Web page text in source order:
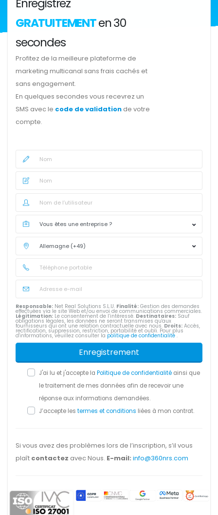
GRATUITEMENTen 30
secondes
Profitez de la meilleure plateforme de
marketing multicanal sans frais cachés et
sans engagement.
En quelques secondes vous recevrez un
SMS avec le code de validation de votre
compte.
Responsable: Net Real Solutions S.L.U. Finalité: Gestion des demandes
effectuées via le site Web et/ou envoi de communications commerciales.
Légitimation: Le consentement de l’intéressé. Destinataires: Sauf
obligations légales, les données ne seront transmises qu'aux
fournisseurs qui ont une relation contractuelle avec nous. Droits: Accès,
rectification, suppression, restriction, portabilité et oubli. Pour plus
d'informations, veuillez consulter la politique de confidentialité .
Enregistrement
J'ai lu et j'accepte la Politique de confidentialité ainsi que
le traitement de mes données afin de recevoir une
réponse aux informations demandées.
J’accepte les termes et conditions liées à mon contrat.
Si vous avez des problèmes lors de l’inscription, s’il vous
plaît contactez avec Nous. E-mail: info@360nrs.com